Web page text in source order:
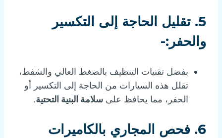
5. تقليل الحاجة إلى التكسير
والحفر:-
بفضل تقنيات التنظيف بالضغط العالي والشفط،
تقلل هذه السيارات من الحاجة إلى التكسير أو
الحفر، مما يحافظ على سلامة البنية التحتية.
6. فحص المجاري بالكاميرات